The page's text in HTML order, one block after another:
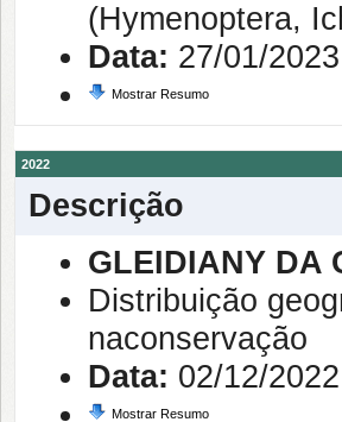
(Hymenoptera,
Data: 27/01/2023
Mostrar Resumo
2022
Descrição
GLEIDIANY DA
Distribuição
naconservação
Data: 02/12/2022
Mostrar Resumo